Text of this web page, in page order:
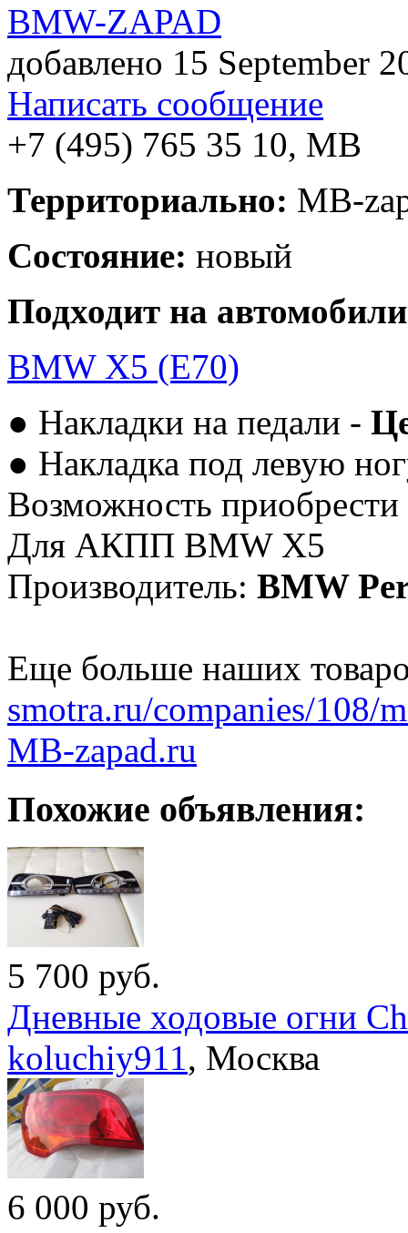
BMW-ZAPAD
добавлено 15 September
Написать сообщение
+7 (495) 765 35 10, MB
Территориально: MB-
Состояние: новый
Подходит на
BMW X5 (E70)
● Накладки на педали -
● Накладка под левую
Возможность
Для АКПП BMW X5
Производитель: BMW
Еще больше наших
smotra.ru/companies/108/
MB-zapad.ru
Похожие объявления:
5 700 руб.
Дневные ходовые огни
koluchiy911, Москва
6 000 руб.